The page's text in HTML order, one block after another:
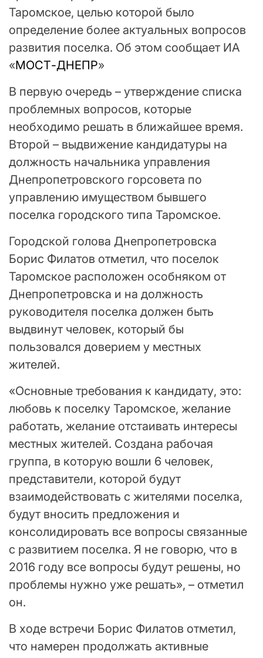
Таромское, целью которой было
определение более актуальных вопросов
развития поселка. Об этом сообщает ИА
«МОСТ-ДНЕПР»
В первую очередь – утверждение списка
проблемных вопросов, которые
необходимо решать в ближайшее время.
Второй – выдвижение кандидатуры на
должность начальника управления
Днепропетровского горсовета по
управлению имуществом бывшего
поселка городского типа Таромское.
Городской голова Днепропетровска
Борис Филатов отметил, что поселок
Таромское расположен особняком от
Днепропетровска и на должность
руководителя поселка должен быть
выдвинут человек, который бы
пользовался доверием у местных
жителей.
«Основные требования к кандидату, это:
любовь к поселку Таромское, желание
работать, желание отстаивать интересы
местных жителей. Создана рабочая
группа, в которую вошли 6 человек,
представители, которой будут
взаимодействовать с жителями поселка,
будут вносить предложения и
консолидировать все вопросы связанные
с развитием поселка. Я не говорю, что в
2016 году все вопросы будут решены, но
проблемы нужно уже решать», – отметил
он.
В ходе встречи Борис Филатов отметил,
что намерен продолжать активные